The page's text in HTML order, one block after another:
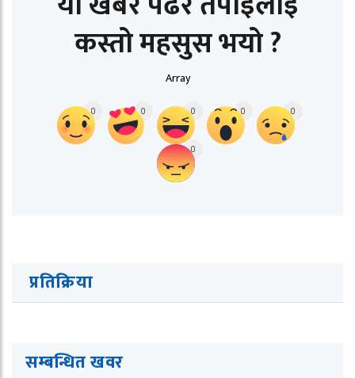
कस्तो महसुस भयो ?
Array
0 0 0 0 0
0
प्रतिक्रिया
सम्बन्धित खवर